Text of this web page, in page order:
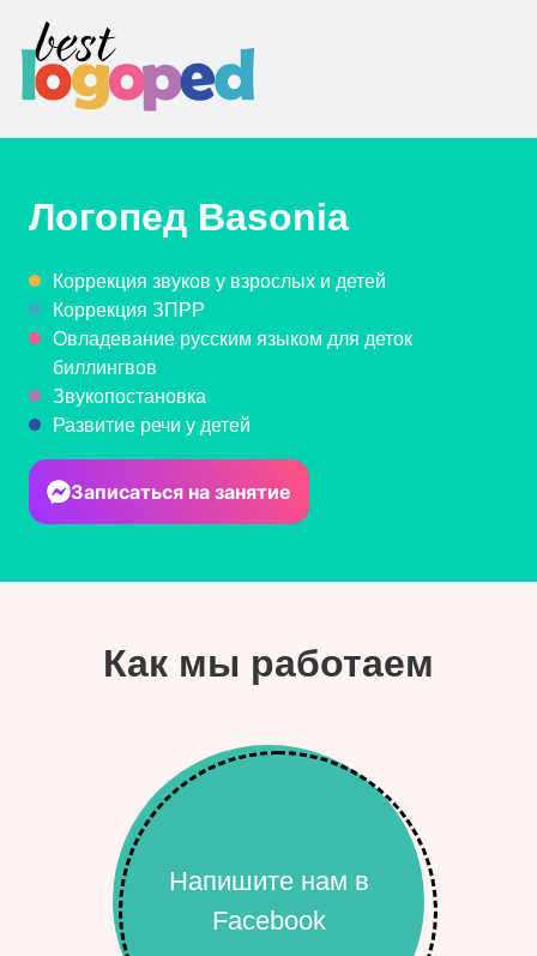
Логопед Basonia
Коррекция звуков у взрослых и детей
Коррекция ЗПРР
Овладевание русским языком для деток
биллингвов
Звукопостановка
Развитие речи у детей
Записаться на занятие
Как мы работаем
Напишите нам в
Facebook